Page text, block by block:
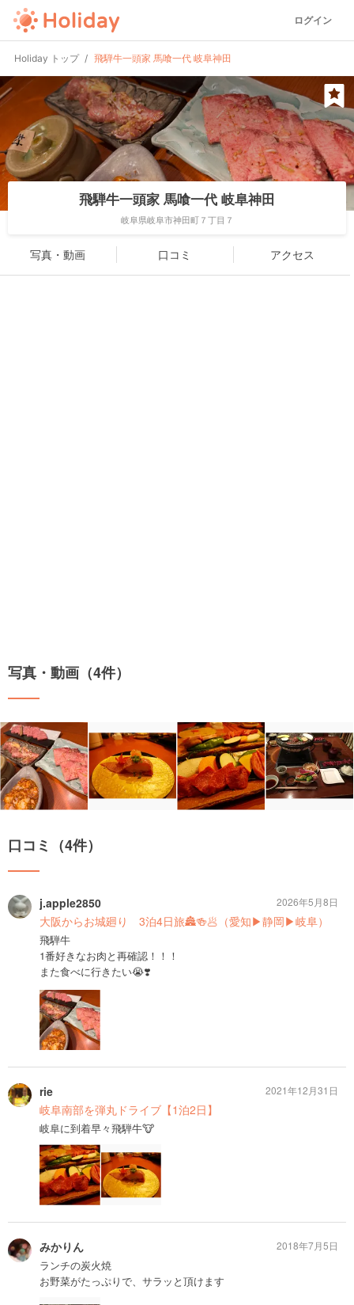
ログイン
Holiday トップ 飛騨牛一頭家 馬喰一代 岐阜神田
飛騨牛一頭家 馬喰一代 岐阜神田
岐阜県岐阜市神田町７丁目７
写真・動画 口コミ アクセス
写真・動画（4件）
口コミ（4件）
j.apple2850
大阪からお城廻り 3泊4日旅🏯🍻🥟（愛知▶︎静岡▶︎岐阜）
飛騨牛
1番好きなお肉と再確認！！！
また食べに行きたい😭❣️
2026年5月8日
rie
岐阜南部を弾丸ドライブ【1泊2日】
岐阜に到着早々飛騨牛🐮
2021年12月31日
みかりん
ランチの炭火焼
お野菜がたっぷりで、サラッと頂けます
2018年7月5日